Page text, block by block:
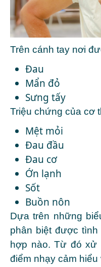
Trên cánh tay nơi
Đau
Mẩn đỏ
Sưng tấy
Triệu chứng của cơ
Mệt mỏi
Đau đầu
Đau cơ
Ớn lạnh
Sốt
Buồn nôn
Dựa trên những
phân biệt được
hợp nào. Từ đó xử
điểm nhạy cảm